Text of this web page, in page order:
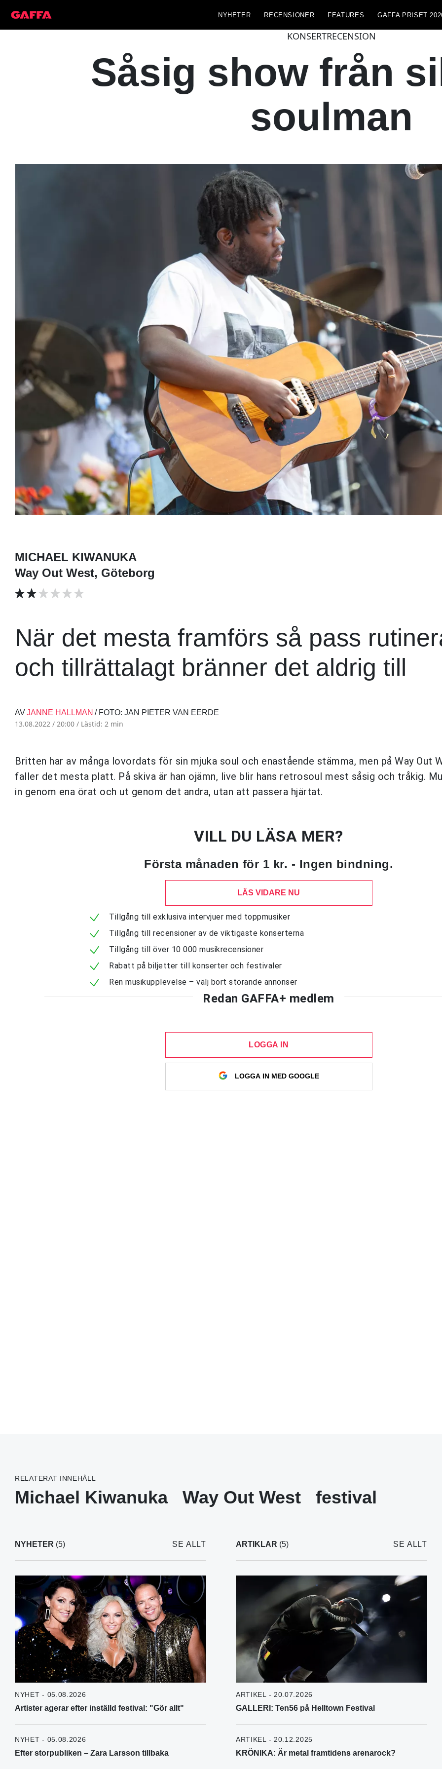
NYHETER RECENSIONER FEATURES GAFFA PRISET
KONSERTRECENSION
Såsig show från
soulman
MICHAEL KIWANUKA
Way Out West, Göteborg
När det mesta framförs så pass
och tillrättalagt bränner det aldrig till
AVJANNE HALLMAN / FOTO: JAN PIETER VAN EERDE
13.08.2022 / 20:00 / Lästid: 2 min
Britten har av många lovordats för sin mjuka soul och enastående stämma, men på Way Out
faller det mesta platt. På skiva är han ojämn, live blir hans retrosoul mest såsig och tråkig.
in genom ena örat och ut genom det andra, utan att passera hjärtat.
VILL DU LÄSA MER?
Första månaden för 1 kr. - Ingen bindning.
LÄS VIDARE NU
Tillgång till exklusiva intervjuer med toppmusiker
Tillgång till recensioner av de viktigaste konserterna
Tillgång till över 10 000 musikrecensioner
Rabatt på biljetter till konserter och festivaler
Ren musikupplevelse – välj bort störande annonser
Redan GAFFA+ medlem
LOGGA IN
LOGGA IN MED GOOGLE
RELATERAT INNEHÅLL
Michael Kiwanuka Way Out West festival
NYHETER (5) SE ALLT
NYHET - 05.08.2026
Artister agerar efter inställd festival: "Gör allt"
NYHET - 05.08.2026
Efter storpubliken – Zara Larsson tillbaka
ARTIKLAR (5) SE ALLT
ARTIKEL - 20.07.2026
GALLERI: Ten56 på Helltown Festival
ARTIKEL - 20.12.2025
KRÖNIKA: Är metal framtidens arenarock?